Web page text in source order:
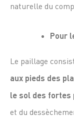
naturelle du
Pour
Le paillage
aux pieds des
le sol des fortes
et du